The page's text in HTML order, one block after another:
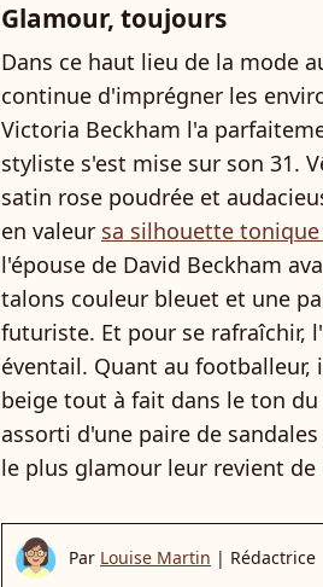
Glamour, toujours
Dans ce haut lieu de la mode
continue d'imprégner les
Victoria Beckham l'a
styliste s'est mise sur son 31.
satin rose poudrée et
en valeur sa silhouette
l'épouse de David Beckham
talons couleur bleuet et une
futuriste. Et pour se rafraîchir,
éventail. Quant au
beige tout à fait dans le ton
assorti d'une paire de
le plus glamour leur revient
Par Louise Martin | Rédactrice